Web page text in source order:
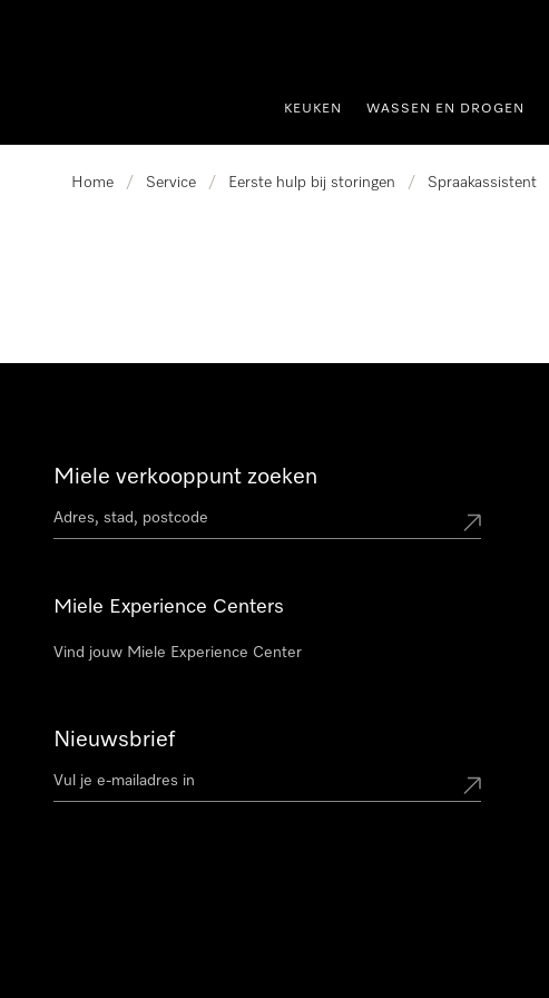
KEUKEN WASSEN EN DROGEN
Home / Service / Eerste hulp bij storingen / Spraakassistent
Miele verkooppunt zoeken
Miele Experience Centers
Vind jouw Miele Experience Center
Nieuwsbrief